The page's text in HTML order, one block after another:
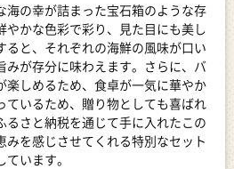
海の幸が詰まった宝石箱のような存
やかな色彩で彩り、見た目にも美し
ると、それぞれの海鮮の風味が口い
みが存分に味わえます。さらに、バ
楽しめるため、食卓が一気に華やか
ているため、贈り物としても喜ばれ
るさと納税を通じて手に入れたこの
みを感じさせてくれる特別なセット
います。